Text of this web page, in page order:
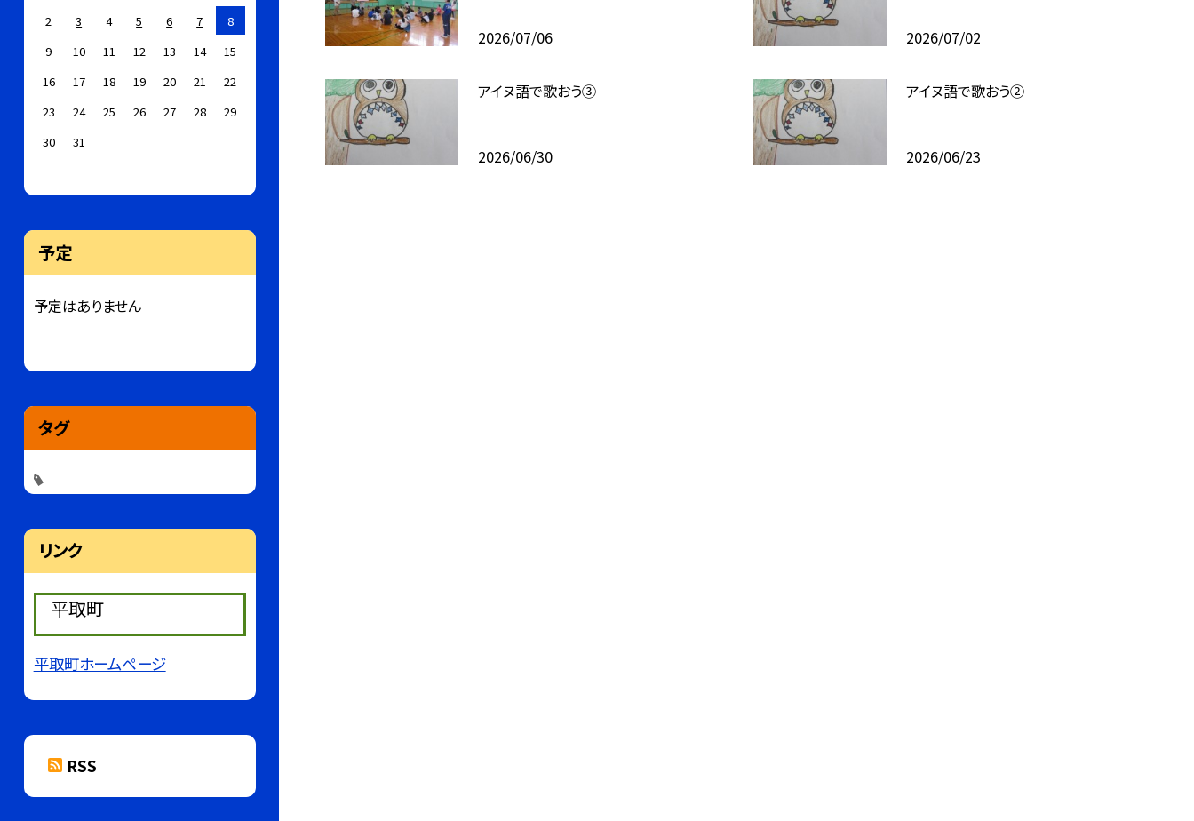
2026/07/06 2026/07/02
アイヌ語で歌おう③
2026/06/30
アイヌ語で歌おう②
2026/06/23
2
3 4 5 6 7
8
9
10 11 12 13 14
15
16
17 18 19 20 21
22
23
24 25 26 27 28
29
30
31
予定
予定はありません
タグ
リンク
平取町
平取町ホームページ
RSS